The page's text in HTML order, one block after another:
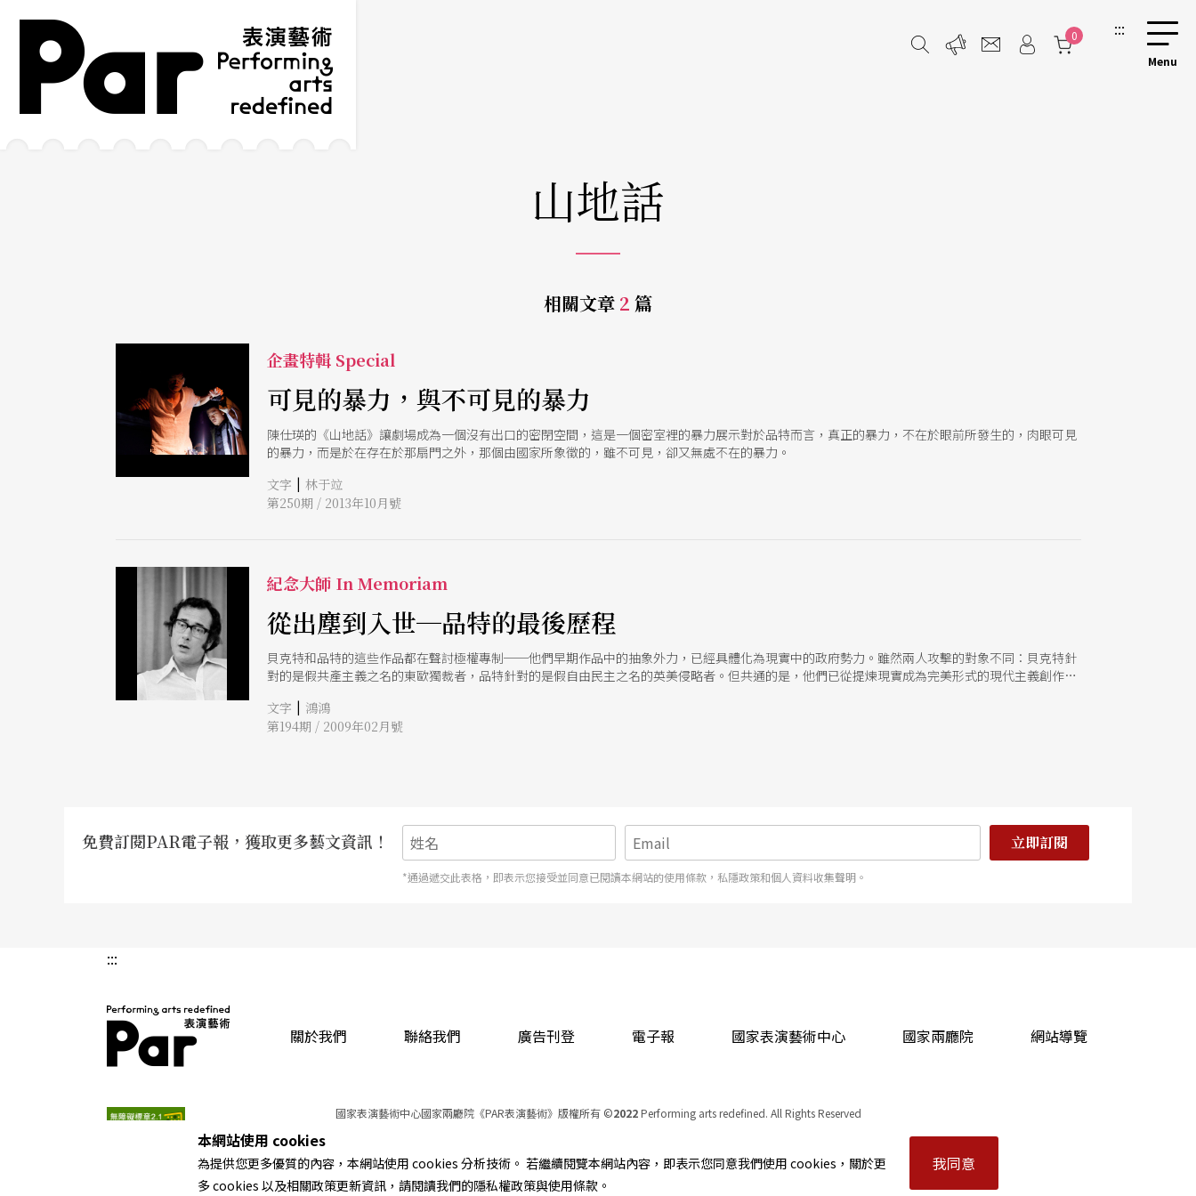
跳到主要內容區塊
網站導覽
0 :::
山地話
相關文章 2 篇
企畫特輯 Special
可見的暴力，與不可見的暴力
陳仕瑛的《山地話》讓劇場成為一個沒有出口的密閉空間，這是一個密室裡的暴力展示對於品特而言，真正的暴力，不在於眼前所發生的，肉眼可見
的暴力，而是於在存在於那扇門之外，那個由國家所象徵的，雖不可見，卻又無處不在的暴力。
文字 | 林于竝
第250期 / 2013年10月號
紀念大師 In Memoriam
從出塵到入世─品特的最後歷程
貝克特和品特的這些作品都在聲討極權專制──他們早期作品中的抽象外力，已經具體化為現實中的政府勢力。雖然兩人攻擊的對象不同：貝克特針
對的是假共產主義之名的東歐獨裁者，品特針對的是假自由民主之名的英美侵略者。但共通的是，他們已從提煉現實成為完美形式的現代主義創作
文字 | 鴻鴻
第194期 / 2009年02月號
免費訂閱PAR電子報，獲取更多藝文資訊！ 立即訂閱
*通過遞交此表格，即表示您接受並同意已閱讀本網站的使用條款，私隱政策和個人資料收集聲明。
:::
關於我們 聯絡我們 廣告刊登 電子報 國家表演藝術中心 國家兩廳院 網站導覽
國家表演藝術中心國家兩廳院《PAR表演藝術》版權所有©2022Performing arts redefined. All Rights Reserved
本站所提供相關演出資訊，如有異動應以主辦單位公告為準。
服務條款 ｜ 隱私權聲明
本網站使用 cookies
為提供您更多優質的內容，本網站使用 cookies 分析技術。 若繼續閱覽本網站內容，即表示您同意我們使用 cookies，關於更
多 cookies 以及相關政策更新資訊，請閱讀我們的隱私權政策與使用條款。
我同意